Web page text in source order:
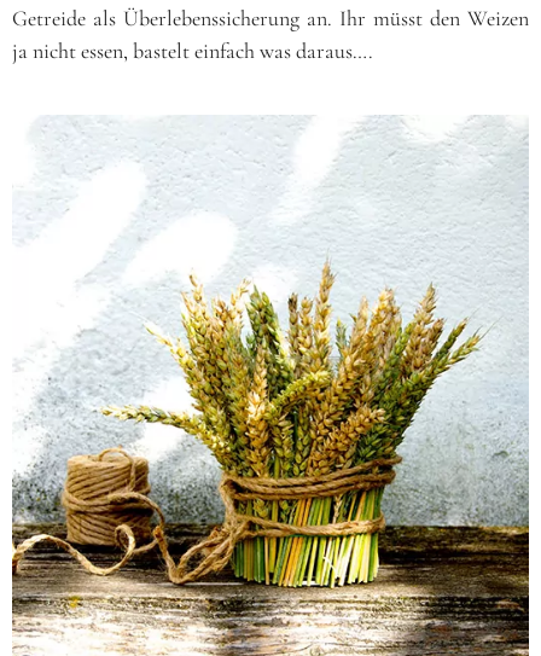
Getreide als Überlebenssicherung an. Ihr müsst den Weizen
ja nicht essen, bastelt einfach was daraus….